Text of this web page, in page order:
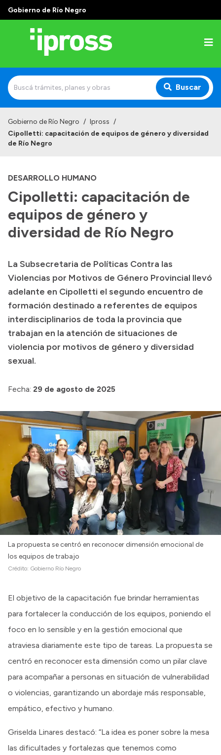
Gobierno de Río Negro
Buscar
Institucional
Autoridades
Delegaciones
Consultorios Propios
Presentación CV
Transparencia
Inversión en Salud
Licitaciones
Consulta de expedientes
Gobierno de Río Negro / Ipross /
Cipolletti: capacitación de equipos de género y diversidad
de Río Negro
DESARROLLO HUMANO
Cipolletti: capacitación de
equipos de género y
diversidad de Río Negro
La Subsecretaria de Políticas Contra las
Violencias por Motivos de Género Provincial llevó
adelante en Cipolletti el segundo encuentro de
formación destinado a referentes de equipos
interdisciplinarios de toda la provincia que
trabajan en la atención de situaciones de
violencia por motivos de género y diversidad
sexual.
Fecha: 29 de agosto de 2025
La propuesta se centró en reconocer dimensión emocional de
los equipos de trabajo
Crédito: Gobierno Río Negro
El objetivo de la capacitación fue brindar herramientas
para fortalecer la conducción de los equipos, poniendo el
foco en lo sensible y en la gestión emocional que
atraviesa diariamente este tipo de tareas. La propuesta se
centró en reconocer esta dimensión como un pilar clave
para acompañar a personas en situación de vulnerabilidad
o violencias, garantizando un abordaje más responsable,
empático, efectivo y humano.
Griselda Linares destacó: “La idea es poner sobre la mesa
las dificultades y fortalezas que tenemos como